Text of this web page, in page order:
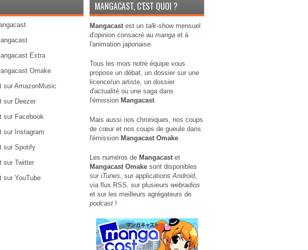
Extra
Omake
sur AmazonMusic
sur Deezer
sur Facebook
sur Instagram
sur Spotify
sur Twitter
sur YouTube
MANGACAST, C’EST QUOI ?
Mangacastest un talk-showmensuel
d'opinion consacré au manga et à
l'animation japonaise.
Tous les mois notre équipe vous
propose un débat, un dossier sur une
licence/un artiste, un dossier
d'actualité ou une saga dans
l'émission Mangacast.
Mais aussi nos chroniques, nos coups
de cœur et nos coups de gueule dans
l'émission Mangacast Omake.
Les numéros de Mangacastet
Mangacast Omake sont disponibles
sur iTunes, sur applicationsAndroid,
via flux RSS, sur plusieurs webradios
et sur les meilleurs agrégateurs de
podcast !